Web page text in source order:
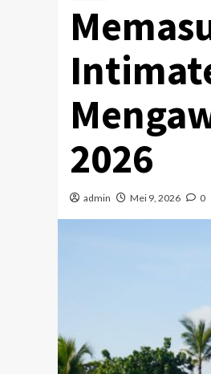
2026
admin Mei 9, 2026 0